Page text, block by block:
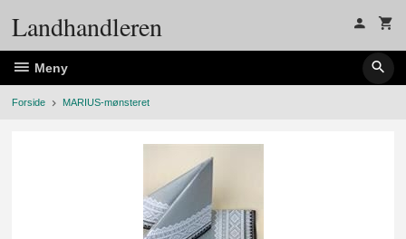
Landhandleren
Meny
Forside MARIUS-mønsteret